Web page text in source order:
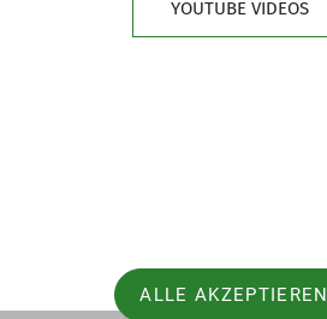
YOUTUBE VIDEOS
ALLE AKZEPTIEREN